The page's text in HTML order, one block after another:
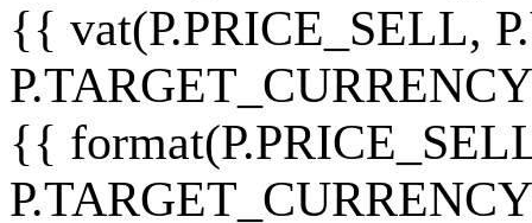
{{ vat(P.PRICE_SELL,
{{